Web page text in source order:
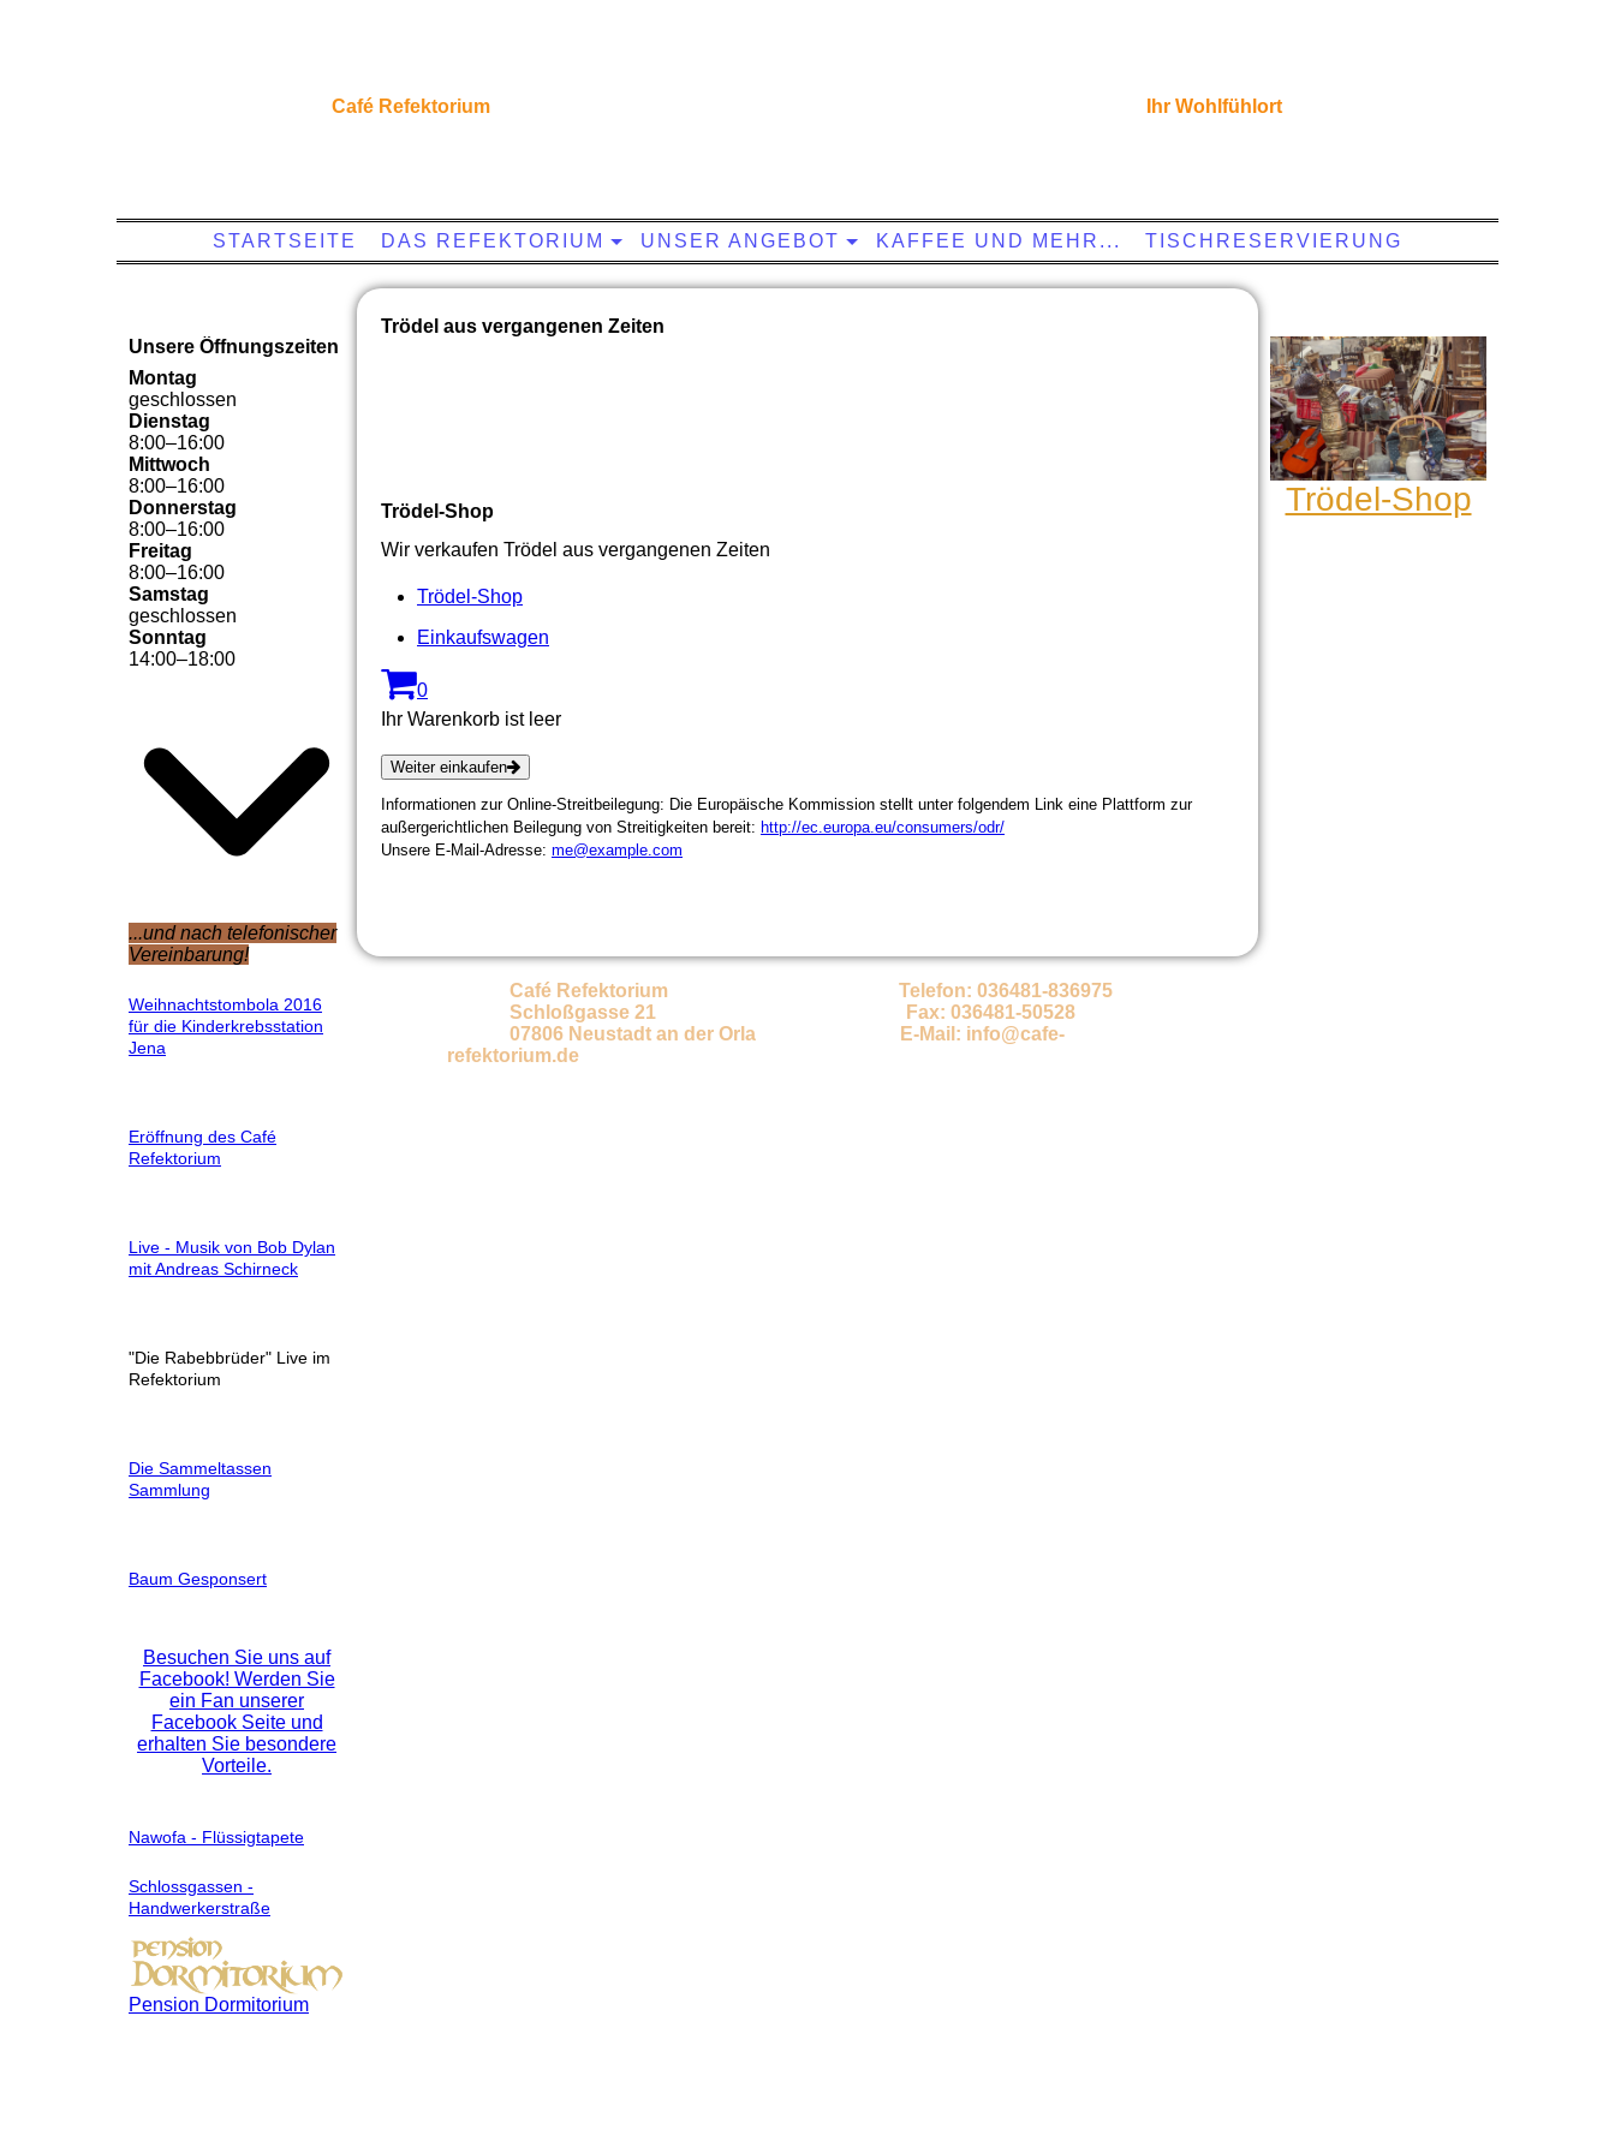
Café Refektorium Ihr Wohlfühlort
STARTSEITE DAS REFEKTORIUM UNSER ANGEBOT KAFFEE UND MEHR... TISCHRESERVIERUNG
Trödel aus vergangenen Zeiten
Trödel-Shop
Wir verkaufen Trödel aus vergangenen Zeiten
Trödel-Shop
Einkaufswagen
0
Ihr Warenkorb ist leer
Weiter einkaufen
Informationen zur Online-Streitbeilegung: Die Europäische Kommission stellt unter folgendem Link eine Plattform zur
außergerichtlichen Beilegung von Streitigkeiten bereit: http://ec.europa.eu/consumers/odr/
Unsere E-Mail-Adresse: me@example.com
Café Refektorium Telefon: 036481-836975
Schloßgasse 21 Fax: 036481-50528
07806 Neustadt an der Orla
E-Mail: info@cafe-
refektorium.de
Unsere Öffnungszeiten
Montag
geschlossen
Dienstag
8:00–16:00
Mittwoch
8:00–16:00
Donnerstag
8:00–16:00
Freitag
8:00–16:00
Samstag
geschlossen
Sonntag
14:00–18:00
...und nach telefonischer
Vereinbarung!
Weihnachtstombola 2016
für die Kinderkrebsstation
Jena
Eröffnung des Café
Refektorium
Live - Musik von Bob Dylan
mit Andreas Schirneck
"Die Rabebbrüder" Live im
Refektorium
Die Sammeltassen
Sammlung
Baum Gesponsert
Besuchen Sie uns auf
Facebook! Werden Sie
ein Fan unserer
Facebook Seite und
erhalten Sie besondere
Vorteile.
Nawofa - Flüssigtapete
Schlossgassen -
Handwerkerstraße
Pension Dormitorium
Trödel-Shop